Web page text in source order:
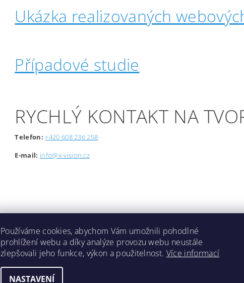
Ukázka realizovaných
Případové studie
RYCHLÝ KONTAKT NA
Telefon: +420 608 236 258
E-mail: info@x-vision.cz
Lokality
Používáme cookies, abychom Vám umožnili pohodlné
prohlížení webu a díky analýze provozu webu neustále
zlepšovali jeho funkce, výkon a použitelnost. Více informací
NASTAVENÍ